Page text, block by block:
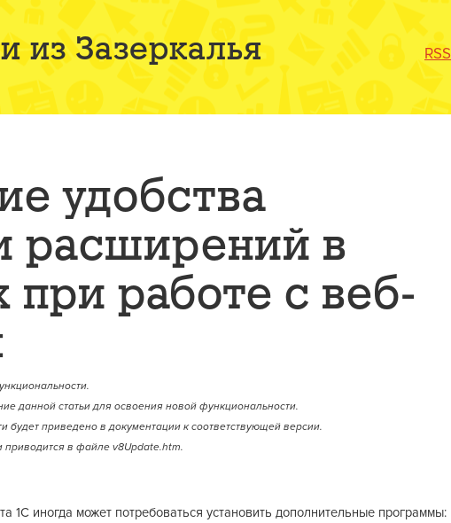
из Зазеркалья RSS
удобства
расширений в
при работе с веб-
данной статьи для освоения новой функциональности.
приведено в документации к соответствующей версии.
в файле v8Update.htm.
1С иногда может потребоваться установить дополнительные программы: